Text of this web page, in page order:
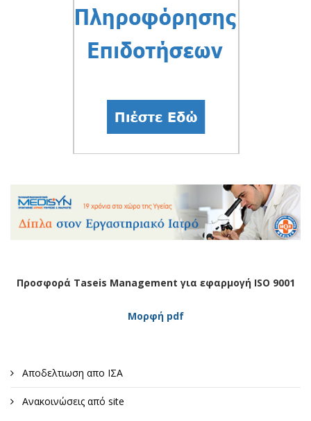
Προσφορά Taseis Management για εφαρμογή ISO 9001
Μορφή pdf
Αποδελτιωση απο ΙΣΑ
Ανακοινώσεις από site